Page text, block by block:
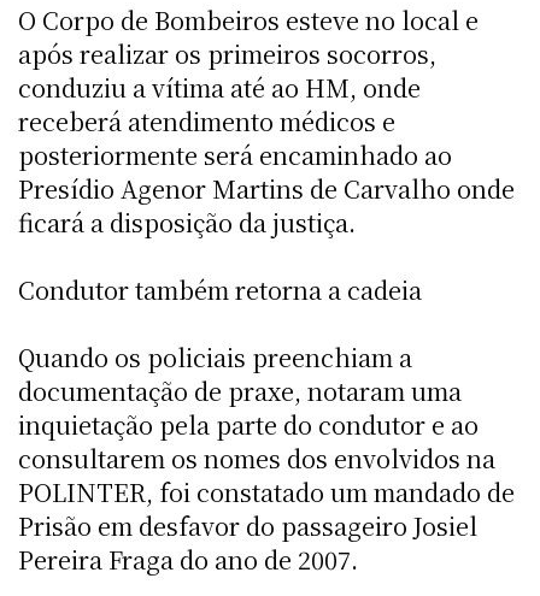
O Corpo de Bombeiros esteve no local e
após realizar os primeiros socorros,
conduziu a vítima até ao HM, onde
receberá atendimento médicos e
posteriormente será encaminhado ao
Presídio Agenor Martins de Carvalho onde
ficará a disposição da justiça.
Condutor também retorna a cadeia
Quando os policiais preenchiam a
documentação de praxe, notaram uma
inquietação pela parte do condutor e ao
consultarem os nomes dos envolvidos na
POLINTER, foi constatado um mandado de
Prisão em desfavor do passageiro Josiel
Pereira Fraga do ano de 2007.